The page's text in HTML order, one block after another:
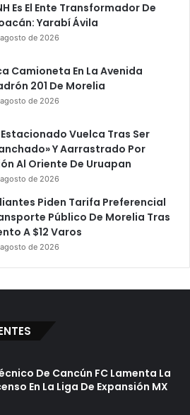
Es El Ente Transformador De
Yarabí Ávila
de 2026
Camioneta En La Avenida
201 De Morelia
de 2026
Vuelca Tras Ser
Y Aarrastrado Por
Al Oriente De Uruapan
de 2026
Piden Tarifa Preferencial
Público De Morelia Tras
A $12 Varos
de 2026
De Cancún FC Lamenta La
En La Liga De Expansión MX